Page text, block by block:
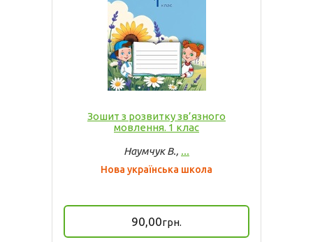
Зошит з розвитку зв’язного
мовлення. 1 клас
Наумчук В., ...
Нова українська школа
90,00грн.